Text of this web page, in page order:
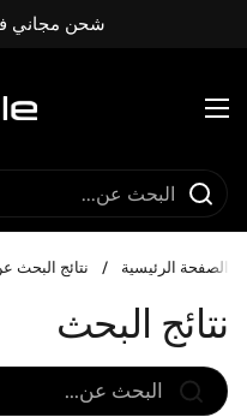
شحن مجاني
فتح القائمة
الصفحة الرئيسية / نتائج البحث
نتائج البحث